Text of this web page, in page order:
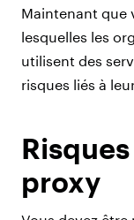
Maintenant que
lesquelles les
utilisent des
risques liés à
proxy